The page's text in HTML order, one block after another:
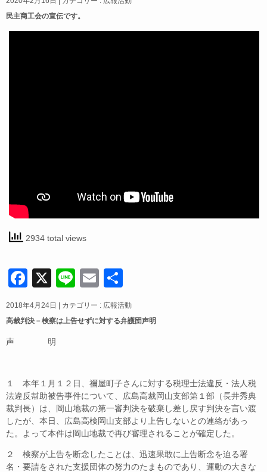
c
e
e
ail
民主商工会の宣伝です。
2934 total views
F
a
c
o
k
X
Li
n
e
E
m
ail
有
2018年4月24日 カテゴリー : 広報活動
高裁判決－検察は上告せずに対する弁護団声明
声 明
１ 本年１月１２日、禰屋町子さんに対する税理士法違反・法人税
法違反幇助被告事件について、広島高裁岡山支部第１部（長井秀典
裁判長）は、岡山地裁の第一審判決を破棄し差し戻す判決を言い渡
したが、本日、広島高検岡山支部より上告しないとの連絡があっ
た。よって本件は岡山地裁で再び審理されることが確定した。
２ 検察が上告を断念したことは、迅速果敢に上告断念を迫る署
名・要請をされた支援団体の努力のたまものであり、運動の大きな